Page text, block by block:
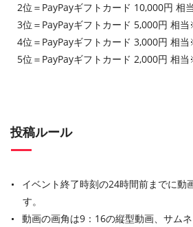
2位＝PayPayギフトカード 10,000円 相
3位＝PayPayギフトカード 5,000円 相
4位＝PayPayギフトカード 3,000円 相
5位＝PayPayギフトカード 2,000円 相
投稿ルール
イベント終了時刻の24時間前までに動
す。
動画の画角は9：16の縦型動画、サム